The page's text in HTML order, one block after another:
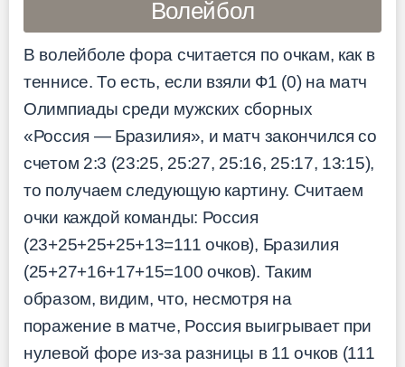
Волейбол
В волейболе фора считается по очкам, как в
теннисе. То есть, если взяли Ф1 (0) на матч
Олимпиады среди мужских сборных
«Россия — Бразилия», и матч закончился со
счетом 2:3 (23:25, 25:27, 25:16, 25:17, 13:15),
то получаем следующую картину. Считаем
очки каждой команды: Россия
(23+25+25+25+13=111 очков), Бразилия
(25+27+16+17+15=100 очков). Таким
образом, видим, что, несмотря на
поражение в матче, Россия выигрывает при
нулевой форе из-за разницы в 11 очков (111